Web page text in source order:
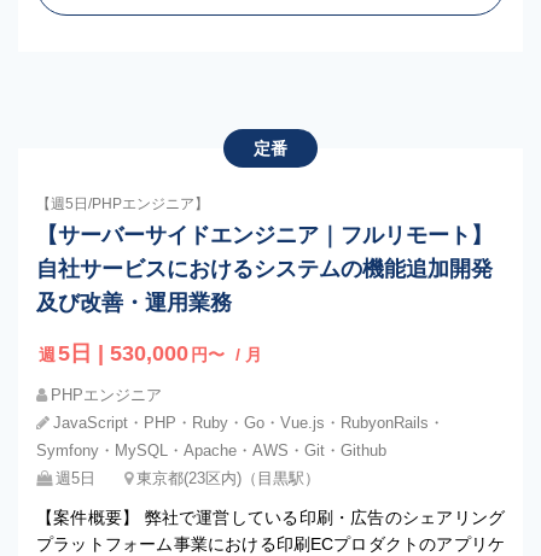
定番
【週5日/PHPエンジニア】
【サーバーサイドエンジニア｜フルリモート】
自社サービスにおけるシステムの機能追加開発
及び改善・運用業務
週 5日 | 530,000 円〜 / 月
PHPエンジニア
JavaScript・PHP・Ruby・Go・Vue.js・RubyonRails・
Symfony・MySQL・Apache・AWS・Git・Github
週5日
東京都(23区内)（目黒駅）
【案件概要】 弊社で運営している印刷・広告のシェアリング
プラットフォーム事業における印刷ECプロダクトのアプリケ